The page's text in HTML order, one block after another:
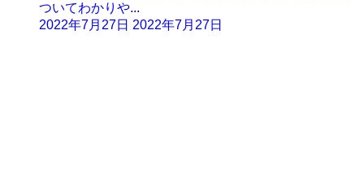
ついてわかりや...
2022年7月27日 2022年7月27日